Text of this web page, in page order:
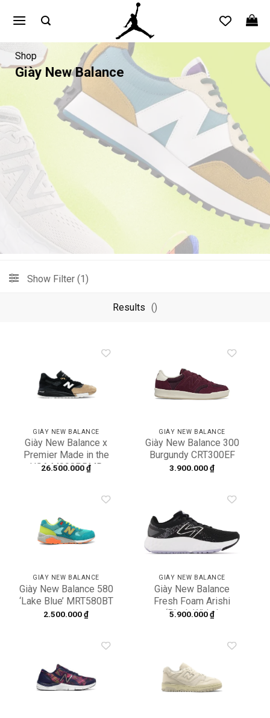
qua
dungShop
Giày New Balance
Show Filter (1)
Results ()
wishlist
GIÀY NEW BALANCE
Giày New Balance x
Premier Made in the
USA M998PRMR
26.500.000₫
wishlist
GIÀY NEW BALANCE
Giày New Balance 300
Burgundy CRT300EF
3.900.000₫
wishlist
GIÀY NEW BALANCE
Giày New Balance 580
‘Lake Blue’ MRT580BT
2.500.000₫
Add to
wishlist
GIÀY NEW BALANCE
Giày New Balance
Fresh Foam Arishi
‘Black White’
5.900.000₫
wishlist
wishlist